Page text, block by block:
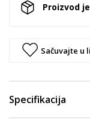
Proizvod
Sačuvajte u
Specifikacija